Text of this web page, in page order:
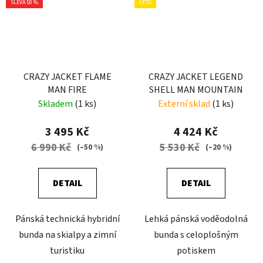
SLEVA 50 %
CRAZY JACKET FLAME
MAN FIRE
Skladem (1 ks)
3 495 Kč
6 990 Kč (–50 %)
DETAIL
Pánská technická hybridní
bunda na skialpy a zimní
turistiku
LÉTO
CRAZY JACKET LEGEND
SHELL MAN MOUNTAIN
Externí sklad (1 ks)
4 424 Kč
5 530 Kč (–20 %)
DETAIL
Lehká pánská voděodolná
bunda s celoplošným
potiskem